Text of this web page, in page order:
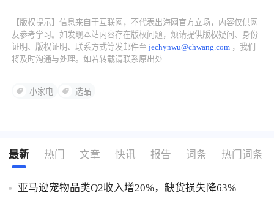
【版权提示】信息来自于互联网，不代表出海网官方立场，内容仅供网
友参考学习。如发现本站内容存在版权问题，烦请提供版权疑问、身份
证明、版权证明、联系方式等发邮件至jechynwu@chwang.com ，我们
将及时沟通与处理。如若转载请联系原出处
小家电 选品
最新 热门 文章 快讯 报告 词条 热门词条
亚马逊宠物品类Q2收入增20%，缺货损失降63%